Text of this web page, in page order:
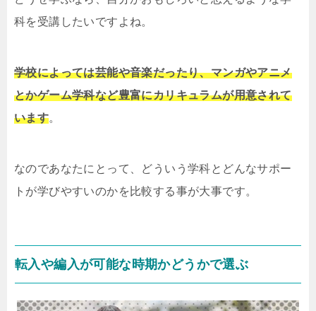
科を受講したいですよね。
学校によっては芸能や音楽だったり、マンガやアニメ
とかゲーム学科など豊富にカリキュラムが用意されて
います。
なのであなたにとって、どういう学科とどんなサポー
トが学びやすいのかを比較する事が大事です。
転入や編入が可能な時期かどうかで選ぶ